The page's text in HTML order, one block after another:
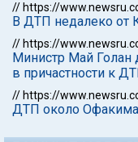
// https://
В ДТП недалеко от
// https://
Министр Май Голан
в причастности к
// https://
ДТП около